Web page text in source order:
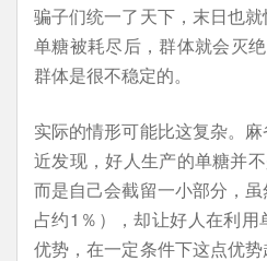
骗子们统一了天下，末日也
单糖被耗尽后，群体就会灭
群体是很不稳定的。
实际的情形可能比这复杂。
近发现，好人生产的单糖并
而是自己会截留一小部分，
占约1％），却让好人在利
优势，在一定条件下这点优